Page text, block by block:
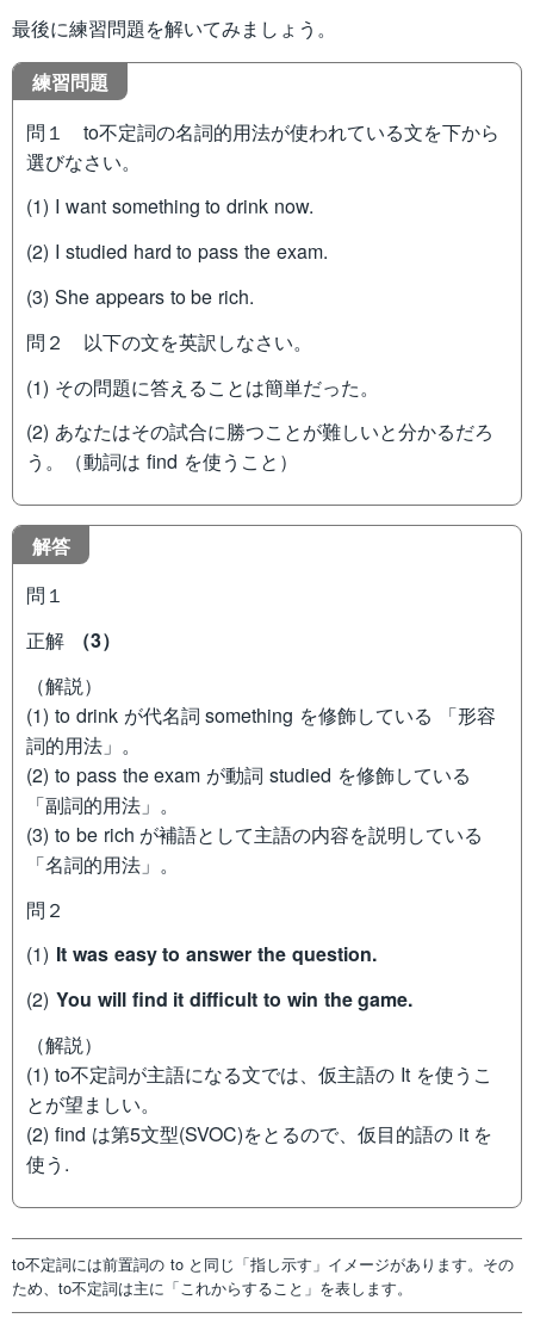
最後に練習問題を解いてみましょう。
練習問題
問１ to不定詞の名詞的用法が使われている文を下から
選びなさい。
(1) I want something to drink now.
(2) I studied hard to pass the exam.
(3) She appears to be rich.
問２ 以下の文を英訳しなさい。
(1) その問題に答えることは簡単だった。
(2) あなたはその試合に勝つことが難しいと分かるだろ
う。（動詞は find を使うこと）
解答
問１
正解
（3）
（解説）
(1) to drink が代名詞 something を修飾している 「形容
詞的用法」。
(2) to pass the exam が動詞 studied を修飾している
「副詞的用法」。
(3) to be rich が補語として主語の内容を説明している
「名詞的用法」。
問２
(1) It was easy to answer the question.
(2) You will find it difficult to win the game.
（解説）
(1) to不定詞が主語になる文では、仮主語の It を使うこ
とが望ましい。
(2) find は第5文型(SVOC)をとるので、仮目的語の it を
使う.
to不定詞には前置詞の to と同じ「指し示す」イメージがあります。その
ため、to不定詞は主に「これからすること」を表します。